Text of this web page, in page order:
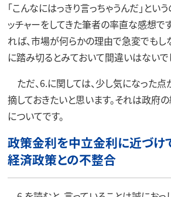
「こんなにはっきり言っちゃうんだ」とい
ッチャーをしてきた筆者の率直な感想で
れば、市場が何らかの理由で急変でもし
に踏み切るとみておいて間違いはないで
ただ、6.に関しては、少し気になった点
摘しておきたいと思います。それは政府
についてです。
政策金利を中立金利に近づけ
経済政策との不整合